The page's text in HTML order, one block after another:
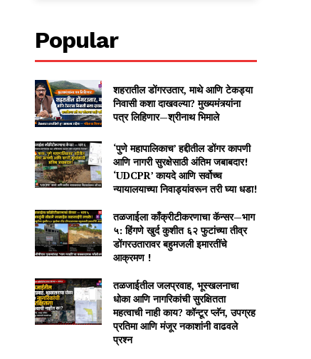
Popular
शहरातील डोंगरउतार, माथे आणि टेकड्या
निवासी कशा दाखवल्या? मुख्यमंत्र्यांना
पत्र लिहिणार—श्रीनाथ भिमाले
‘पुणे महापालिकाच’ हद्दीतील डोंगर कापणी
आणि नागरी सुरक्षेसाठी अंतिम जबाबदार!
‘UDCPR’ कायदे आणि सर्वोच्च
न्यायालयाच्या निवाड्यांवरून तरी घ्या धडा!
तळजाईला काँक्रीटीकरणाचा कॅन्सर—भाग
५: हिंगणे खुर्द कुशीत ६२ फुटांच्या तीव्र
डोंगरउतारावर बहुमजली इमारतींचे
आक्रमण !
तळजाईतील जलप्रवाह, भूस्खलनाचा
धोका आणि नागरिकांची सुरक्षितता
महत्वाची नाही काय? कॉन्टूर प्लॅन, उपग्रह
प्रतिमा आणि मंजूर नकाशांनी वाढवले
प्रश्न